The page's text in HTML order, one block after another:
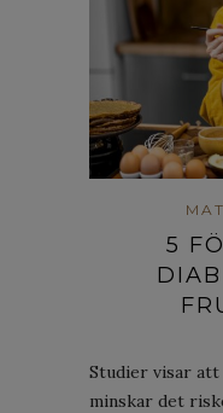
5
Studier visar
minskar det